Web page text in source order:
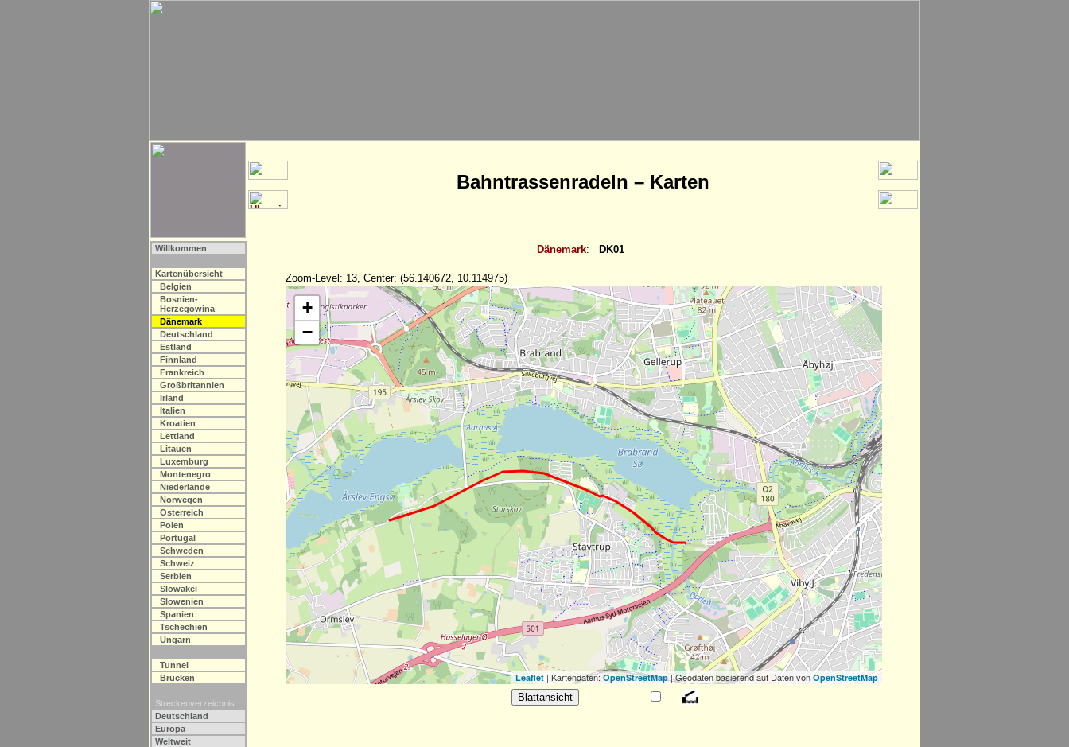
Bahntrassenradeln – Karten
Willkommen
Kartenübersicht
Belgien
Bosnien-
Herzegowina
Dänemark
Deutschland
Estland
Finnland
Frankreich
Großbritannien
Irland
Italien
Kroatien
Lettland
Litauen
Luxemburg
Montenegro
Niederlande
Norwegen
Österreich
Polen
Portugal
Schweden
Schweiz
Serbien
Slowakei
Slowenien
Spanien
Tschechien
Ungarn
Tunnel
Brücken
Streckenverzeichnis
Deutschland
Europa
Weltweit
Dänemark: DK01
Zoom-Level: 13, Center: (56.140672, 10.114975)
+
−
Leaflet| Kartendaten:OpenStreetMap| Geodaten basierend auf Daten vonOpenStreetMap